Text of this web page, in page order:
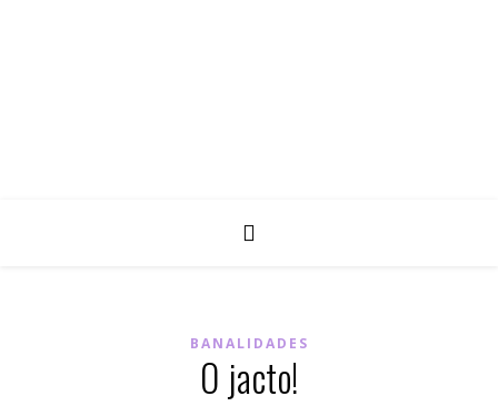
BANALIDADES
O jacto!